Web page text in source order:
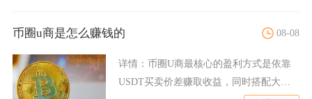
币圈u商是怎么赚钱的 08-08
详情： 币圈U商最核心的盈利方式是依靠
USDT买卖价差赚取收益，同时搭配大额